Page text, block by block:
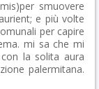
smuovere
e più volte
per capire
mi sa che mi
la solita aura
palermitana.